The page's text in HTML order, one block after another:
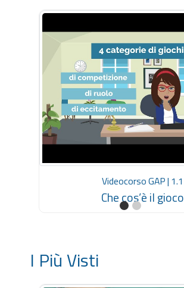
Videocorso GAP | 1.1
Che cos’è il gioco
I Più Visti